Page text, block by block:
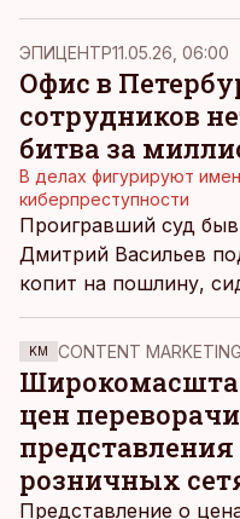
сказал руководитель
Пярнитс, оценивая
этого года.
ЭПИЦЕНТР11.05.26, 06:00
Офис в
сотрудников
битва за
В делах фигурируют
киберпреступности
Проигравший суд
Дмитрий Васильев
копит на пошлину,
США, ДВ обнаружили,
Riedella потеряла в 13
миллион, который
трех разных
хорошо известные в
киберпреступности и
KM CONTENT MARKETING
цен
представления
розничных
Представление о